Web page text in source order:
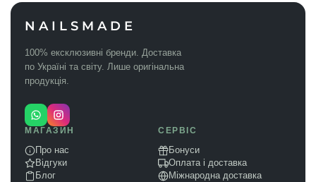
NAILSMADE
100% ексклюзивні бренди. Доставка
по Україні та світу. Лише оригінальна
продукція.
МАГАЗИН
Про нас
Відгуки
Блог
СЕРВІС
Бонуси
Оплата і доставка
Міжнародна доставка